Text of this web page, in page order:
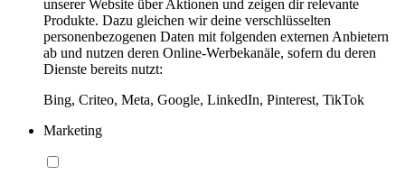
unserer Website über Aktionen und zeigen dir relevante
Produkte. Dazu gleichen wir deine verschlüsselten
personenbezogenen Daten mit folgenden externen Anbietern
ab und nutzen deren Online-Werbekanäle, sofern du deren
Dienste bereits nutzt:
Bing, Criteo, Meta, Google, LinkedIn, Pinterest, TikTok
Marketing